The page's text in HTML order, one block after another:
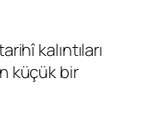
kalıntıları
küçük bir